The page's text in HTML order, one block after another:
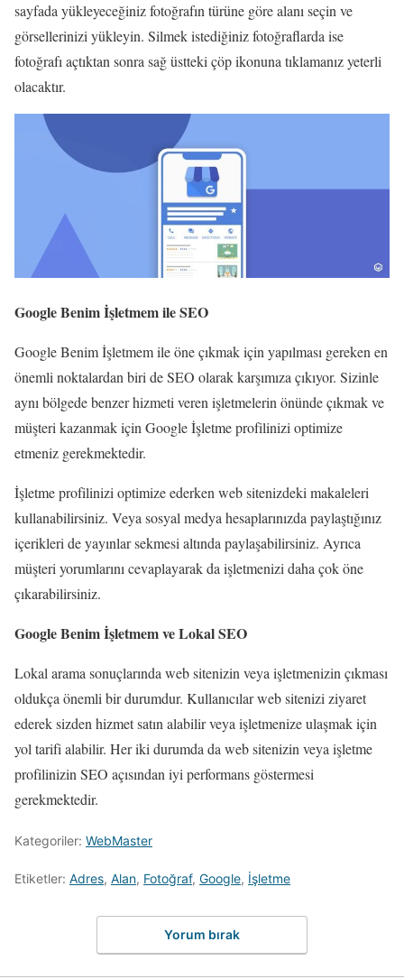
sayfada yükleyeceğiniz fotoğrafın türüne göre alanı seçin ve
görsellerinizi yükleyin. Silmek istediğiniz fotoğraflarda ise
fotoğrafı açtıktan sonra sağ üstteki çöp ikonuna tıklamanız yeterli
olacaktır.
Google Benim İşletmem ile SEO
Google Benim İşletmem ile öne çıkmak için yapılması gereken en
önemli noktalardan biri de SEO olarak karşımıza çıkıyor. Sizinle
aynı bölgede benzer hizmeti veren işletmelerin önünde çıkmak ve
müşteri kazanmak için Google İşletme profilinizi optimize
etmeniz gerekmektedir.
İşletme profilinizi optimize ederken web sitenizdeki makaleleri
kullanabilirsiniz. Veya sosyal medya hesaplarınızda paylaştığınız
içerikleri de yayınlar sekmesi altında paylaşabilirsiniz. Ayrıca
müşteri yorumlarını cevaplayarak da işletmenizi daha çok öne
çıkarabilirsiniz.
Google Benim İşletmem ve Lokal SEO
Lokal arama sonuçlarında web sitenizin veya işletmenizin çıkması
oldukça önemli bir durumdur. Kullanıcılar web sitenizi ziyaret
ederek sizden hizmet satın alabilir veya işletmenize ulaşmak için
yol tarifi alabilir. Her iki durumda da web sitenizin veya işletme
profilinizin SEO açısından iyi performans göstermesi
gerekmektedir.
Kategoriler: WebMaster
Etiketler: Adres, Alan, Fotoğraf, Google, İşletme
Yorum bırak